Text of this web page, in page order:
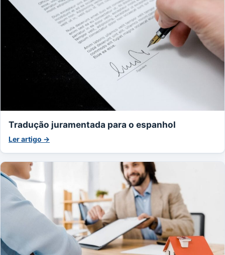
Tradução juramentada para o espanhol
Ler artigo →